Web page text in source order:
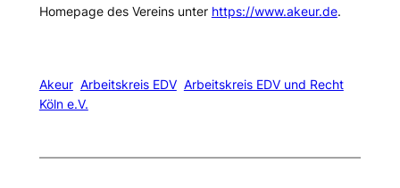
Homepage des Vereins unter https://www.akeur.de.
Akeur Arbeitskreis EDV Arbeitskreis EDV und Recht
Köln e.V.